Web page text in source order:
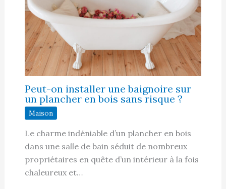
Peut-on installer une baignoire sur
un plancher en bois sans risque ?
Maison
Le charme indéniable d’un plancher en bois
dans une salle de bain séduit de nombreux
propriétaires en quête d’un intérieur à la fois
chaleureux et…